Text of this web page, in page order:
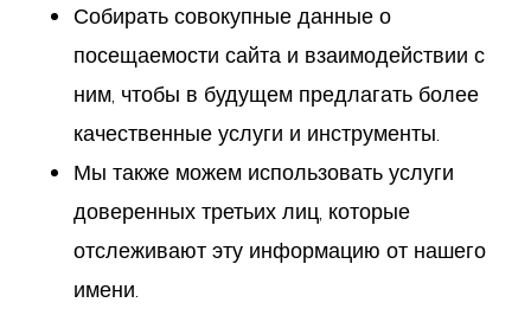
Собирать совокупные данные о
посещаемости сайта и взаимодействии с
ним, чтобы в будущем предлагать более
качественные услуги и инструменты.
Мы также можем использовать услуги
доверенных третьих лиц, которые
отслеживают эту информацию от нашего
имени.